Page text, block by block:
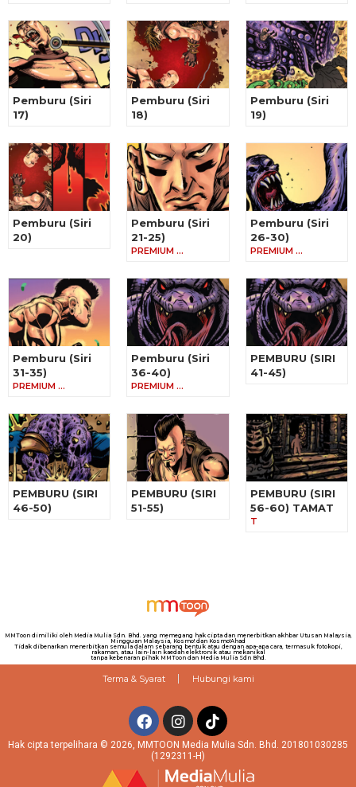
Pemburu (Siri
17)
Pemburu (Siri
18)
Pemburu (Siri
19)
Pemburu (Siri
20)
Pemburu (Siri
21-25)
PREMIUM …
Pemburu (Siri
26-30)
PREMIUM …
Pemburu (Siri
31-35)
PREMIUM …
Pemburu (Siri
36-40)
PREMIUM …
PEMBURU (SIRI
41-45)
PEMBURU (SIRI
46-50)
PEMBURU (SIRI
51-55)
PEMBURU (SIRI
56-60) TAMAT
T
MMToon dimiliki oleh Media Mulia Sdn. Bhd. yang memegang hak cipta dan menerbitkan akhbar Utusan Malaysia,
Mingguan Malaysia, Kosmo! dan Kosmo!Ahad
Tidak dibenarkan menerbitkan semula dalam sebarang bentuk atau dengan apa-apa cara, termasuk fotokopi,
rakaman, atau lain-lain kaedah elektronik atau mekanikal
tanpa kebenaran pihak MMToon dan Media Mulia Sdn Bhd.
Terma & Syarat Hubungi kami
Hak cipta terpelihara © 2026, MMTOON Media Mulia Sdn. Bhd. 201801030285
(1292311-H)